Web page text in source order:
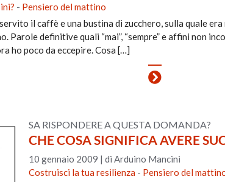
- Pensiero del mattino
il caffè e una bustina di zucchero, sulla quale
Parole definitive quali “mai”, “sempre” e affini non
ho poco da eccepire. Cosa […]
SA RISPONDERE A QUESTA DOMANDA?
CHE COSA SIGNIFICA AVERE
10 gennaio 2009 | di Arduino Mancini
Costruisci la tua resilienza- Pensiero del